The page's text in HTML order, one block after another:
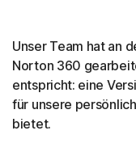
Unser Team hat an
Norton 360
entspricht: eine
für unsere
bietet.